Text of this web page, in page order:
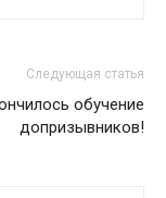
Следующая статья
обучение
допризывников!